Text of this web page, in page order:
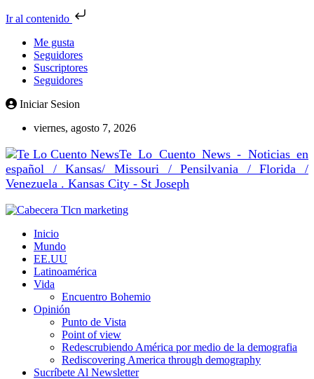
Ir al contenido
Me gusta
Seguidores
Suscriptores
Seguidores
Iniciar Sesion
viernes, agosto 7, 2026
Te Lo Cuento News - Noticias en
español / Kansas/ Missouri / Pensilvania / Florida /
Venezuela . Kansas City - St Joseph
Inicio
Mundo
EE.UU
Latinoamérica
Vida
Encuentro Bohemio
Opinión
Punto de Vista
Point of view
Redescrubiendo América por medio de la demografia
Rediscovering America through demography
Sucríbete Al Newsletter